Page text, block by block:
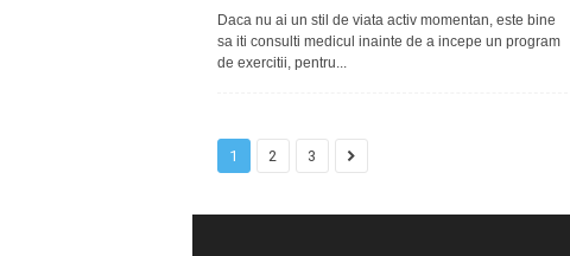
Daca nu ai un stil de viata activ momentan, este bine
sa iti consulti medicul inainte de a incepe un program
de exercitii, pentru...
1 2 3